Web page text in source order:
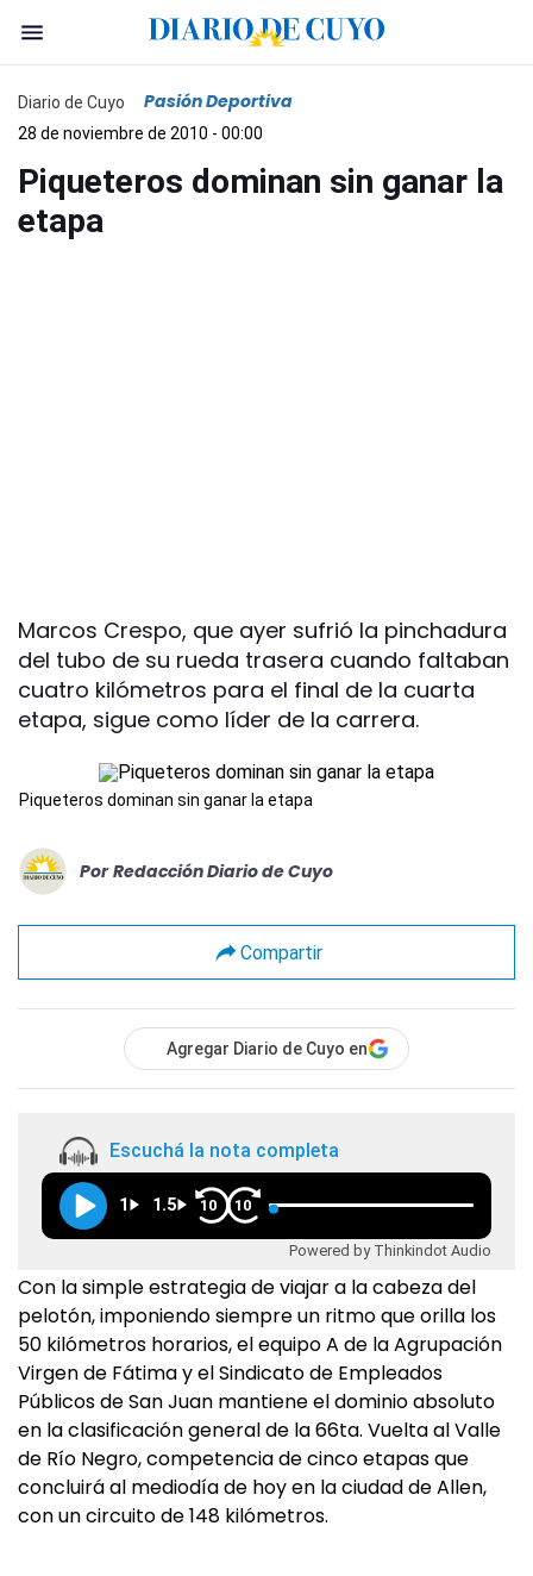
Diario de Cuyo Pasión Deportiva
28 de noviembre de 2010 - 00:00
Piqueteros dominan sin ganar la
etapa
Marcos Crespo, que ayer sufrió la pinchadura
del tubo de su rueda trasera cuando faltaban
cuatro kilómetros para el final de la cuarta
etapa, sigue como líder de la carrera.
Piqueteros dominan sin ganar la etapa
Por Redacción Diario de Cuyo
Compartir
Agregar Diario de Cuyo en
Escuchá la nota completa
1 1.5 10 10
Powered by Thinkindot Audio
Con la simple estrategia de viajar a la cabeza del
pelotón, imponiendo siempre un ritmo que orilla los
50 kilómetros horarios, el equipo A de la Agrupación
Virgen de Fátima y el Sindicato de Empleados
Públicos de San Juan mantiene el dominio absoluto
en la clasificación general de la 66ta. Vuelta al Valle
de Río Negro, competencia de cinco etapas que
concluirá al mediodía de hoy en la ciudad de Allen,
con un circuito de 148 kilómetros.